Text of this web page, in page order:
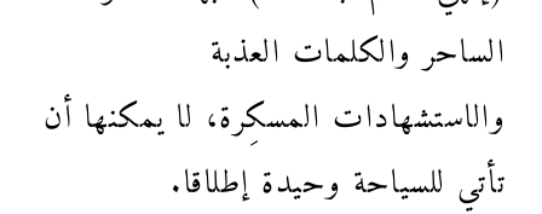
الساحر والكلمات العذبة
والاستشهادات المسكِرة، لا يمكنها أن
تأتي للسياحة وحيدة إطلاقا.